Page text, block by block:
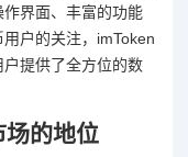
界面、丰富的功能
户的关注，imToken
提供了全方位的数
的地位